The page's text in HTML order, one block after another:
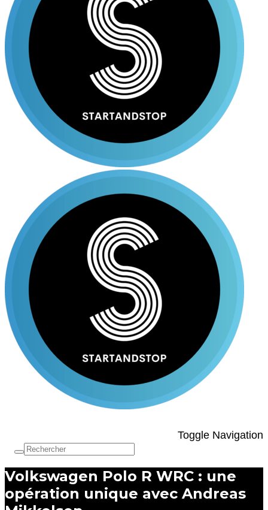
Toggle Navigation
Volkswagen Polo R WRC : une
opération unique avec Andreas